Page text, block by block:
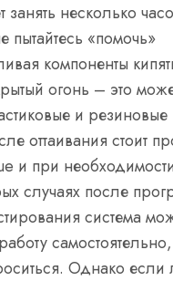
занять несколько
пытайтесь «помочь»
компоненты
огонь – это
и резиновые
оттаивания стоит
и при
случаях после
система
Однако если